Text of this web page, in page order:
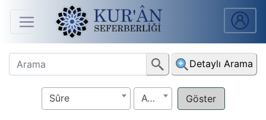
Anasayfa
Sûreler
Arapça
Detaylı Arama
Sûre Ayet